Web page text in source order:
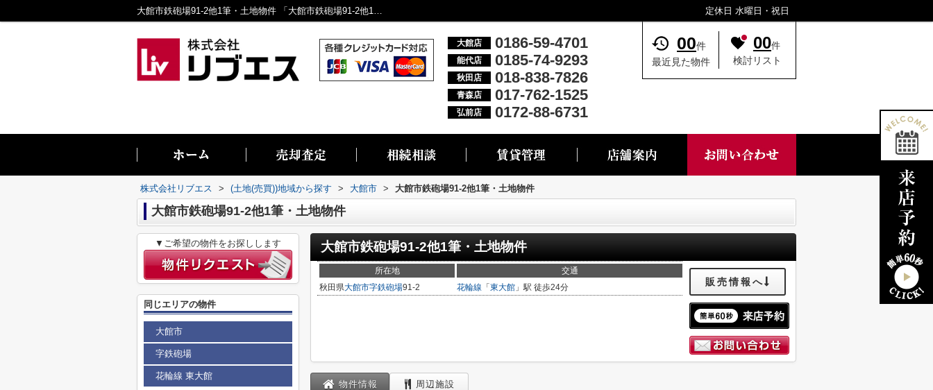
大館市鉄砲場91-2他1筆・土地物件 「大館市鉄砲場91-2他1筆・土地...／大館市・能代市・秋田市・青森市・弘前市の不動産情報なら株式会社リブエス 定休日 水曜日・祝日
大館店 0186-59-4701
能代店 0185-74-9293
秋田店 018-838-7826
青森店 017-762-1525
弘前店 0172-88-6731
00件
最近見た物件
00件
検討リスト
株式会社リブエス > (土地(売買))地域から探す > 大館市 > 大館市鉄砲場91-2他1筆・土地物件
大館市鉄砲場91-2他1筆・土地物件
大館市鉄砲場91-2他1筆・土地物件
所在地
交通
秋田県大館市字鉄砲場91-2 花輪線 「 東大館 」駅 徒歩24分 販売情報へ
物件情報 周辺施設
▼ご希望の物件をお探しします
同じエリアの物件
大館市
字鉄砲場
花輪線 東大館